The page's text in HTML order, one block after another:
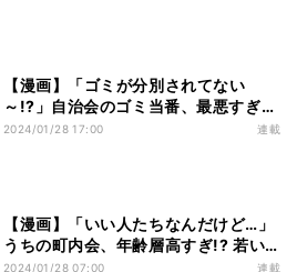
【漫画】「ゴミが分別されてない
～!?」自治会のゴミ当番、最悪すぎる
ルールとは…
2024/01/28 17:00 連載
【漫画】「いい人たちなんだけど…」
うちの町内会、年齢層高すぎ!? 若い
新入りの悩みは…
2024/01/28 07:00 連載